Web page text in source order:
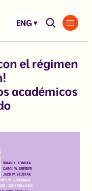
ENG
el régimen
académicos